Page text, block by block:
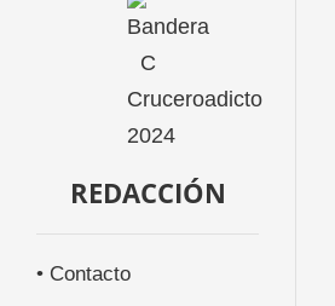
REDACCIÓN
• Contacto